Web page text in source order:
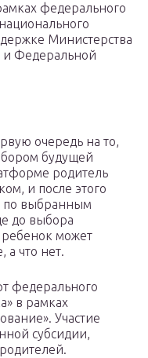
федерального
Министерства
и Федеральной
очередь на то,
будущей
родитель
и после этого
по выбранным
до выбора
может
а что нет.
федерального
в рамках
Участие
субсидии,